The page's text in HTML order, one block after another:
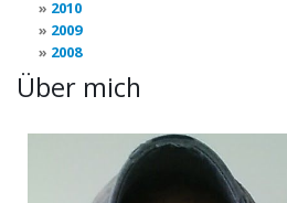
2010
2009
2008
Über mich